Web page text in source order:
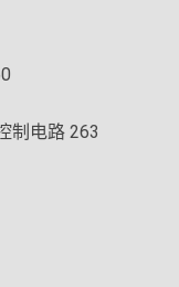
制电路 263